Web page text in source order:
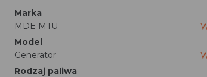
Marka
MDE MTU
Model
Generator
Rodzaj paliwa